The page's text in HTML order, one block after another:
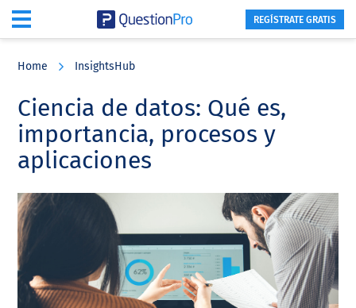
content
sidebar
REGÍSTRATE GRATIS
Home InsightsHub
Ciencia de datos: Qué es,
importancia, procesos y
aplicaciones